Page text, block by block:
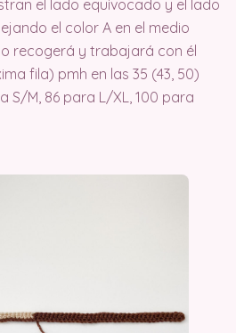
el lado equivocado y el lado
el color A en el medio
recogerá y trabajará con él
fila) pmh en las 35 (43, 50)
S/M, 86 para L/XL, 100 para